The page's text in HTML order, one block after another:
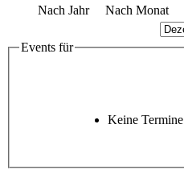
Nach Jahr Nach Monat
Events für
Keine Termine